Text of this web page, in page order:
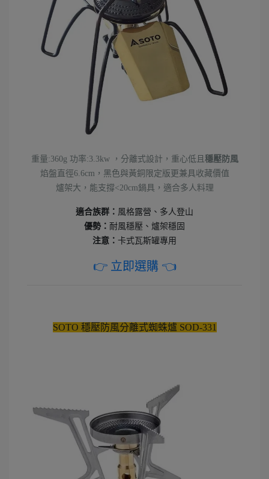
重量:360g 功率:3.3kw ，分離式設計，重心低且 穩壓防風
焰盤直徑6.6cm，黑色與黃銅限定版更兼具收藏價值
爐架大，能支撐<20cm鍋具，適合多人料理
適合族群： 風格露營、多人登山
優勢： 耐風穩壓、爐架穩固
注意： 卡式瓦斯罐專用
👉 立即選購 👈
SOTO 穩壓防風分離式蜘蛛爐 SOD-331